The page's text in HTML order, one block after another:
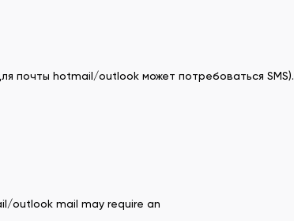
почты hotmail/outlook может потребоваться SMS).
outlook mail may require an